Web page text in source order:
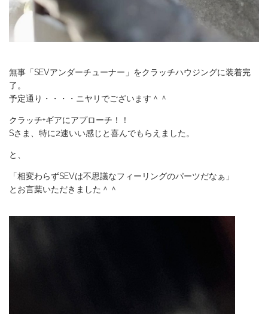
無事「SEVアンダーチューナー」をクラッチハウジングに装着完
了。
予定通り・・・・ニヤリでございます＾＾
クラッチ+ギアにアプローチ！！
Sさま、特に2速いい感じと喜んでもらえました。
と、
「相変わらずSEVは不思議なフィーリングのパーツだなぁ」
とお言葉いただきました＾＾